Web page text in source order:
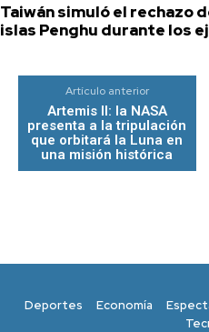
Taiwán simuló el rechazo
islas Penghu durante los
Artículo anterior
Artemis II: la NASA
presenta a la tripulación
que orbitará la Luna en
una misión histórica
Deportes Economía